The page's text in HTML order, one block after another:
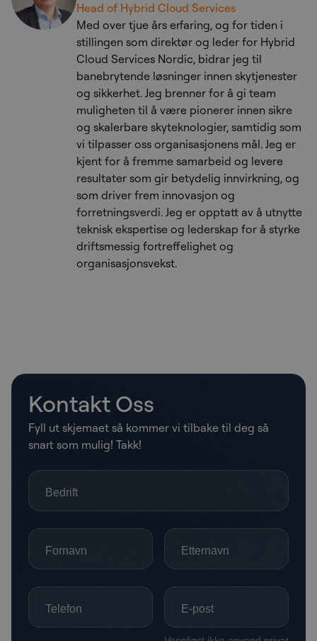
Head of Hybrid Cloud Services
Med over tjue års erfaring, og for tiden i
stillingen som direktør og leder for Hybrid
Cloud Services Nordic, bidrar jeg til
banebrytende løsninger innen skytjenester
og sikkerhet. Jeg brenner for å gi team
muligheten til å være pionerer innen sikre
og skalerbare skyteknologier, samtidig som
vi tilpasser oss organisasjonens mål. Jeg er
kjent for å fremme samarbeid og levere
resultater som gir betydelig innvirkning, og
som driver frem innovasjon og
forretningsverdi. Jeg er opptatt av å utnytte
teknisk ekspertise og lederskap for å styrke
driftsmessig fortreffelighet og
organisasjonsvekst.
Kontakt Oss
Fyll ut skjemaet så kommer vi tilbake til deg så
snart som mulig! Takk!